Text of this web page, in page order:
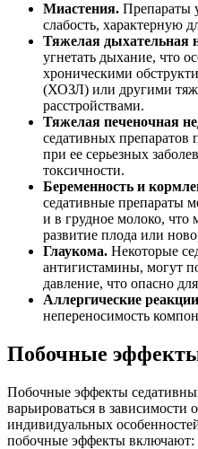
Миастения. Препараты
слабость, характерную
Тяжелая дыхательная
угнетать дыхание, что
хроническими
(ХОЗЛ) или другими
расстройствами.
Тяжелая печеночная
седативных препаратов
при ее серьезных
токсичности.
Беременность и
седативные препараты
и в грудное молоко, что
развитие плода или
Глаукома. Некоторые
антигистамины, могут
давление, что опасно
Аллергические
непереносимость
Побочные
Побочные эффекты
варьироваться в зависимости
индивидуальных
побочные эффекты включают: